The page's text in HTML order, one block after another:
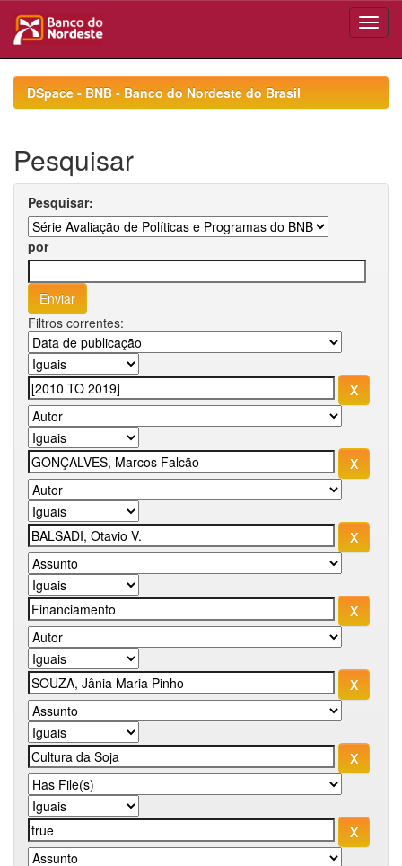
navigationDSpace - BNB - Banco do Nordeste do Brasil
Pesquisar
Pesquisar:
por
Filtros correntes: